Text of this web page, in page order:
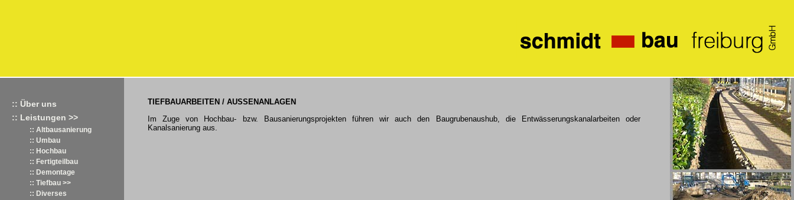
:: Über uns
:: Leistungen >>
:: Altbausanierung
:: Umbau
:: Hochbau
:: Fertigteilbau
:: Demontage
:: Tiefbau >>
:: Diverses
TIEFBAUARBEITEN / AUSSENANLAGEN
Im Zuge von Hochbau- bzw. Bausanierungsprojekten führen wir auch den Baugrubenaushub, die Entwässerungskanalarbeiten oder
Kanalsanierung aus.